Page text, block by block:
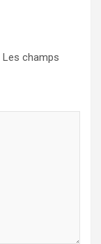
Les champs